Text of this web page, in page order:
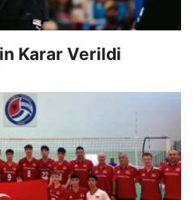
Karar Verildi